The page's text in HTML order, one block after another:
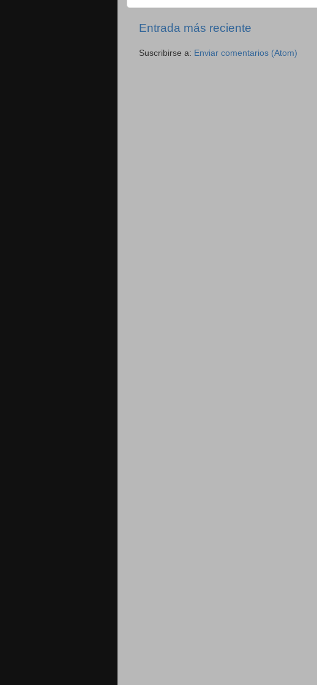
Entrada más reciente
Suscribirse a: Enviar comentarios (Atom)